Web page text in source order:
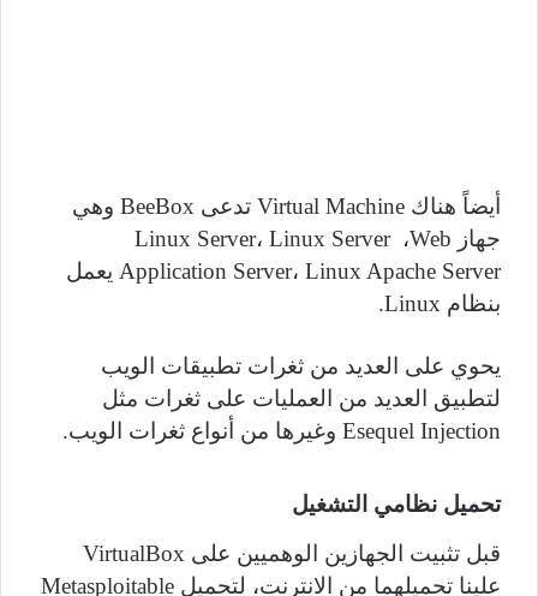
أيضاً هناك Virtual Machine تدعى BeeBox وهي
جهاز
Linux Server، Linux Server ،Web
Application Server، Linux Apache Server
يعمل
بنظام Linux
.
يحوي على العديد من ثغرات تطبيقات الويب
لتطبيق العديد من العمليات على ثغرات مثل
Esequel Injection وغيرها من أنواع ثغرات الويب.
تحميل نظامي التشغيل
قبل تثبيت الجهازين الوهميين على VirtualBox
علينا تحميلهما من الانترنت، لتحميل Metasploitable